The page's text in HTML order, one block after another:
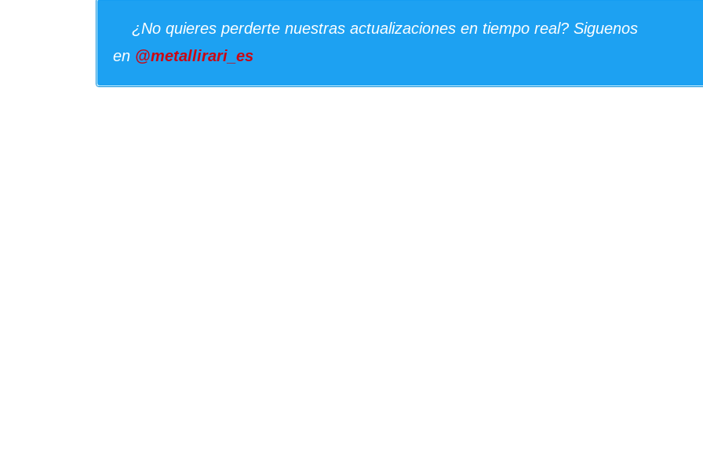
¿No quieres perderte nuestras actualizaciones en tiempo real? Siguenos
en @metallirari_es